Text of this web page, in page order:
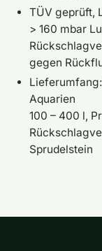
TÜV geprüft,
> 160 mbar
gegen
Aquarien
100 – 400 l,
Sprudelstein